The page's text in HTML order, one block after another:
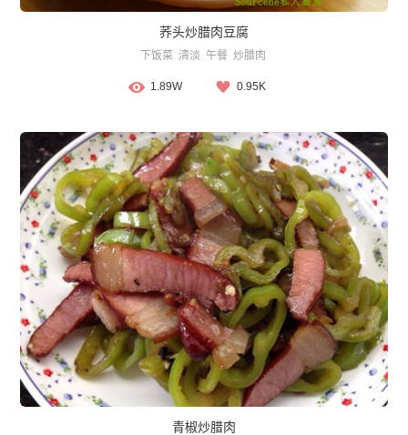
荞头炒腊肉豆腐
下饭菜 清淡 午餐 炒腊肉
1.89W 0.95K
青椒炒腊肉